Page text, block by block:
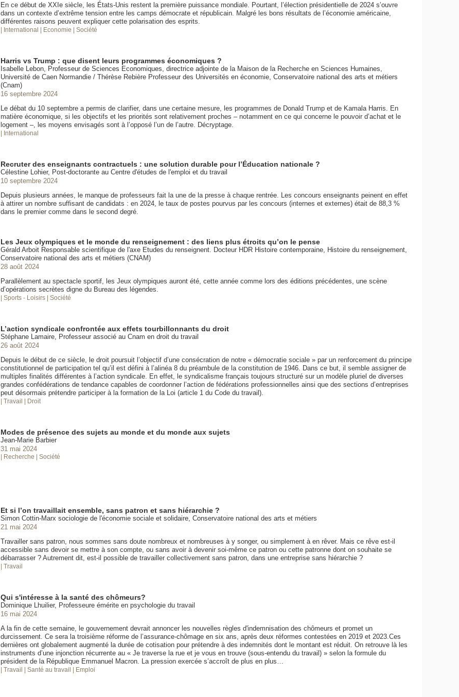
En ce début de XXIe siècle, les États-Unis restent la première puissance mondiale. Pourtant, l’élection présidentielle de 2024 s’ouvre
dans un contexte d’extrême tension entre les camps démocrate et républicain. Malgré les bons résultats de l’économie américaine,
différentes raisons peuvent expliquer cette polarisation des esprits.
| International | Economie | Société
Harris vs Trump : que disent leurs programmes économiques ?
Isabelle Lebon, Professeur de Sciences Economiques, directrice adjointe de la Maison de la Recherche en Sciences Humaines,
Université de Caen Normandie / Thérèse Rebière Professeur des Universités en économie, Conservatoire national des arts et métiers
(Cnam)
16 septembre 2024
Le débat du 10 septembre a permis de clarifier, dans une certaine mesure, les programmes de Donald Trump et de Kamala Harris. En
matière économique, si les objectifs et les priorités sont relativement proches – notamment en ce qui concerne le pouvoir d’achat et le
logement –, les moyens envisagés sont à l’opposé l’un de l’autre. Décryptage.
| International
Recruter des enseignants contractuels : une solution durable pour l’Éducation nationale ?
Célestine Lohier, Post-doctorante au Centre d'études de l'emploi et du travail
10 septembre 2024
Depuis plusieurs années, le manque de professeurs fait la une de la presse à chaque rentrée. Les concours enseignants peinent en effet
à attirer un nombre suffisant de candidats : en 2024, le taux de postes pourvus par les concours (internes et externes) était de 88,3 %
dans le premier comme dans le second degré.
Les Jeux olympiques et le monde du renseignement : des liens plus étroits qu’on le pense
Gérald Arboit Responsable scientifique de l'axe Etudes du renseignent. Docteur HDR Histoire contemporaine, Histoire du renseignement,
Conservatoire national des arts et métiers (CNAM)
28 août 2024
Parallèlement au spectacle sportif, les Jeux olympiques auront été, cette année comme lors des éditions précédentes, une scène
d’opérations secrètes digne du Bureau des légendes.
| Sports - Loisirs | Société
L’action syndicale confrontée aux effets tourbillonnants du droit
Stéphane Lamaire, Professeur associé au Cnam en droit du travail
26 août 2024
Depuis le début de ce siècle, le droit poursuit l’objectif d’une consécration de notre « démocratie sociale » par un renforcement du principe
constitutionnel de participation tel qu’il est défini à l’alinéa 8 du préambule de la constitution de 1946. Dans ce but, il semble assigner de
multiples finalités différentes à l’action syndicale. En effet, le syndicalisme français toujours structuré sur un modèle pluriel de diverses
grandes confédérations de tendance capables de coordonner l’action de fédérations professionnelles ainsi que des sections d’entreprises
peut désormais prétendre participer à la formation de la Loi (article 1 du Code du travail).
| Travail | Droit
Modes de présence des sujets au monde et du monde aux sujets
Jean-Marie Barbier
31 mai 2024
| Recherche | Société
Et si l’on travaillait ensemble, sans patron et sans hiérarchie ?
Simon Cottin-Marx sociologie de l'économie sociale et solidaire, Conservatoire national des arts et métiers
21 mai 2024
Travailler sans patron, nous sommes sans doute nombreux et nombreuses à y songer, ou simplement à en rêver. Mais ce rêve est-il
accessible sans devoir se mettre à son compte, ou sans avoir à devenir soi-même ce patron ou cette patronne dont on souhaite se
débarrasser ? Autrement dit, est-il possible de travailler collectivement sans patron, dans une entreprise sans hiérarchie ?
| Travail
Qui s'intéresse à la santé des chômeurs?
Dominique Lhuilier, Professeure émérite en psychologie du travail
16 mai 2024
A la fin de cette semaine, le gouvernement devrait annoncer les nouvelles règles d'indemnisation des chômeurs et promet un
durcissement. Ce sera la troisième réforme de l’assurance-chômage en six ans, après deux réformes contestées en 2019 et 2023.Ces
dernières ont globalement augmenté la durée de cotisation pour prétendre à des indemnités dont le montant est réduit. On retrouve là les
instruments d’une injonction récurrente au « Je traverse la rue et je vous en trouve (sous-entendu du travail) » selon la formule du
président de la République Emmanuel Macron. La pression exercée s’accroît de plus en plus…
| Travail | Santé au travail | Emploi